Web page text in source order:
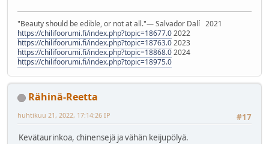
"Beauty should be edible, or not at all."― Salvador Dalí 2021
https://chilifoorumi.fi/index.php?topic=18677.02022
https://chilifoorumi.fi/index.php?topic=18763.02023
https://chilifoorumi.fi/index.php?topic=18868.02024
https://chilifoorumi.fi/index.php?topic=18975.0
Rähinä-Reetta
#17
huhtikuu 21, 2022, 17:14:26 IP
Kevätaurinkoa, chinensejä ja vähän keijupölyä.